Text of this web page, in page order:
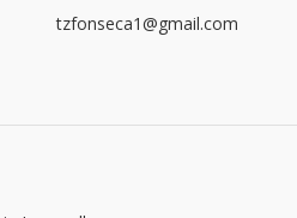
tzfonseca1@gmail.com